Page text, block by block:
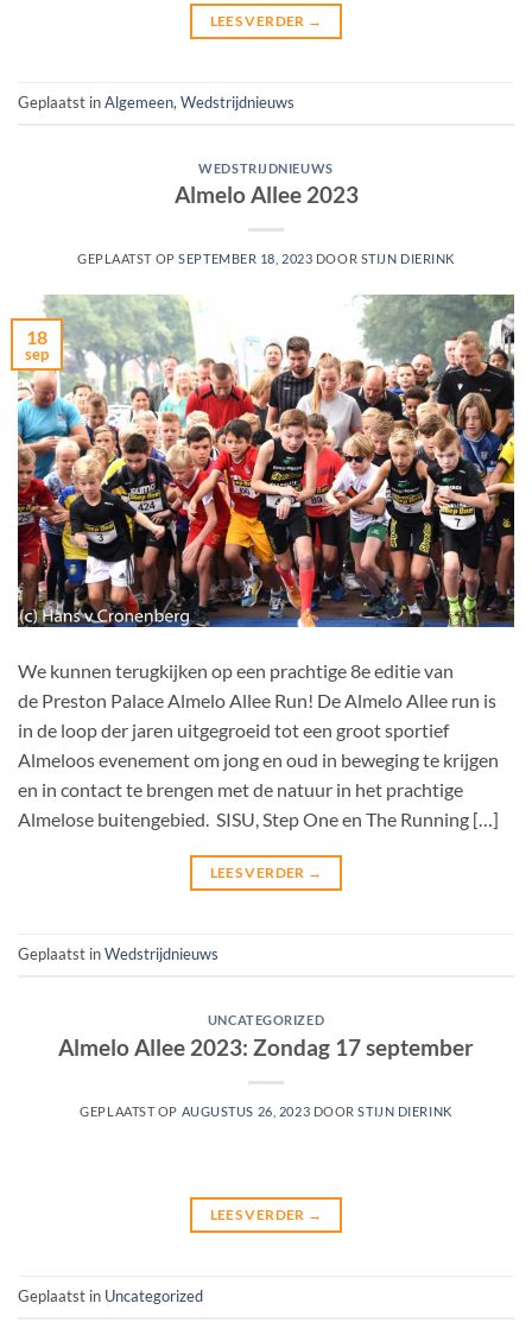
LEES VERDER →
Geplaatst inAlgemeen, Wedstrijdnieuws
WEDSTRIJDNIEUWS
Almelo Allee 2023
GEPLAATST OPSEPTEMBER 18, 2023 DOOR STIJN DIERINK
18
sep
We kunnen terugkijken op een prachtige 8e editie van
de Preston Palace Almelo Allee Run! De Almelo Allee run is
in de loop der jaren uitgegroeid tot een groot sportief
Almeloos evenement om jong en oud in beweging te krijgen
en in contact te brengen met de natuur in het prachtige
Almelose buitengebied. SISU, Step One en The Running […]
LEES VERDER →
Geplaatst inWedstrijdnieuws
UNCATEGORIZED
Almelo Allee 2023: Zondag 17 september
GEPLAATST OP AUGUSTUS 26, 2023 DOORSTIJN DIERINK
LEES VERDER →
Geplaatst in Uncategorized